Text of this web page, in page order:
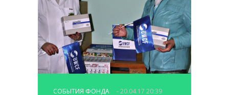
СОБЫТИЯ ФОНДА - 20.04.17 20:39